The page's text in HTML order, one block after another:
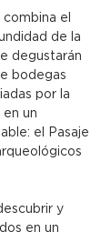
el
de la
degustarán
bodegas
por la
un
el Pasaje
y
en un